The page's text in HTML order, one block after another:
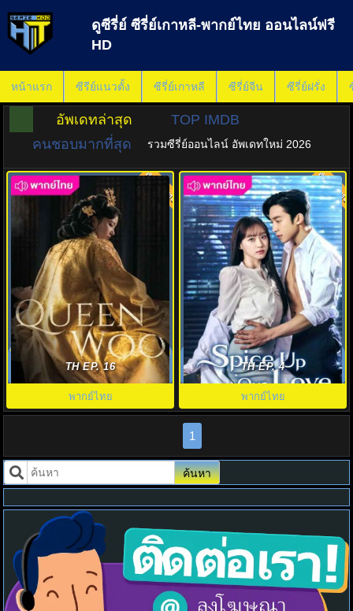
ดูซีรี่ย์ ซีรี่ย์เกาหลี-พากย์ไทย ออนไลน์ฟรี
HD
หน้าแรก ซีรีย์แนวตั้ง ซีรี่ย์เกาหลี ซีรี่ย์จีน ซีรี่ย์ฝรั่ง
อัพเดทล่าสุด
TOP IMDB
คนชอบมากที่สุด
รวมซีรี่ย์ออนไลน์ อัพเดทใหม่ 2026
ราชินีอู กู้บัลลังก์ พากย์ไทย (2024)
Queen Woo EP.1-8 (จบ)
7.0 พากย์ไทย
TH EP. 16
พากย์ไทย
เมนูแซ่บท่านประธาน พากย์ไทย
(2024) Spice Up Our Love EP.1-
2
7.0 พากย์ไทย
TH EP. 4
พากย์ไทย
1
ค้นหา